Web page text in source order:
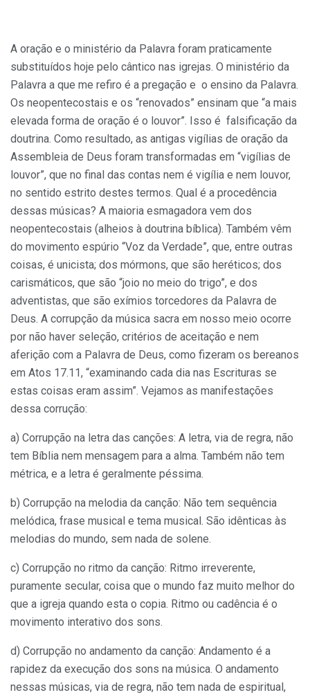
A oração e o ministério da Palavra foram praticamente
substituídos hoje pelo cântico nas igrejas. O ministério da
Palavra a que me refiro é a pregação e o ensino da Palavra.
Os neopentecostais e os “renovados” ensinam que “a mais
elevada forma de oração é o louvor”. Isso é falsificação da
doutrina. Como resultado, as antigas vigílias de oração da
Assembleia de Deus foram transformadas em “vigílias de
louvor”, que no final das contas nem é vigília e nem louvor,
no sentido estrito destes termos. Qual é a procedência
dessas músicas? A maioria esmagadora vem dos
neopentecostais (alheios à doutrina bíblica). Também vêm
do movimento espúrio “Voz da Verdade”, que, entre outras
coisas, é unicista; dos mórmons, que são heréticos; dos
carismáticos, que são “joio no meio do trigo”, e dos
adventistas, que são exímios torcedores da Palavra de
Deus. A corrupção da música sacra em nosso meio ocorre
por não haver seleção, critérios de aceitação e nem
aferição com a Palavra de Deus, como fizeram os bereanos
em Atos 17.11, “examinando cada dia nas Escrituras se
estas coisas eram assim”. Vejamos as manifestações
dessa corrução:
a) Corrupção na letra das canções: A letra, via de regra, não
tem Bíblia nem mensagem para a alma. Também não tem
métrica, e a letra é geralmente péssima.
b) Corrupção na melodia da canção: Não tem sequência
melódica, frase musical e tema musical. São idênticas às
melodias do mundo, sem nada de solene.
c) Corrupção no ritmo da canção: Ritmo irreverente,
puramente secular, coisa que o mundo faz muito melhor do
que a igreja quando esta o copia. Ritmo ou cadência é o
movimento interativo dos sons.
d) Corrupção no andamento da canção: Andamento é a
rapidez da execução dos sons na música. O andamento
nessas músicas, via de regra, não tem nada de espiritual,